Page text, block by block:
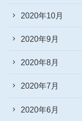
2020年10月
2020年9月
2020年8月
2020年7月
2020年6月